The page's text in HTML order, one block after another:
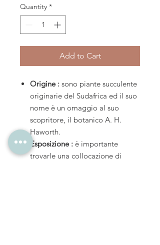
Quantity *
Add to Cart
Origine : sono piante succulente
originarie del Sudafrica ed il suo
nome è un omaggio al suo
scopritore, il botanico A. H.
Haworth.
Esposizione : è importante
trovarle una collocazione di